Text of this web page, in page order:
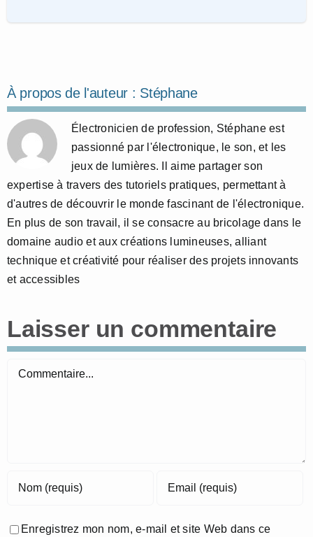
À propos de l'auteur : Stéphane
Électronicien de profession, Stéphane est
passionné par l'électronique, le son, et les
jeux de lumières. Il aime partager son
expertise à travers des tutoriels pratiques, permettant à
d'autres de découvrir le monde fascinant de l'électronique.
En plus de son travail, il se consacre au bricolage dans le
domaine audio et aux créations lumineuses, alliant
technique et créativité pour réaliser des projets innovants
et accessibles
Laisser un commentaire
Commentaire
Enregistrez mon nom, e-mail et site Web dans ce